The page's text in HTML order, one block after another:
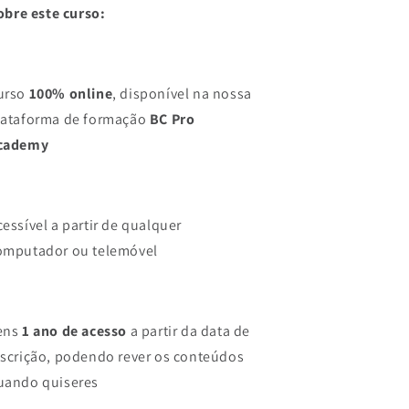
este curso:
100% online, disponível na nossa
de formação BC Pro
a partir de qualquer
ou telemóvel
1 ano de acesso a partir da data de
podendo rever os conteúdos
quiseres